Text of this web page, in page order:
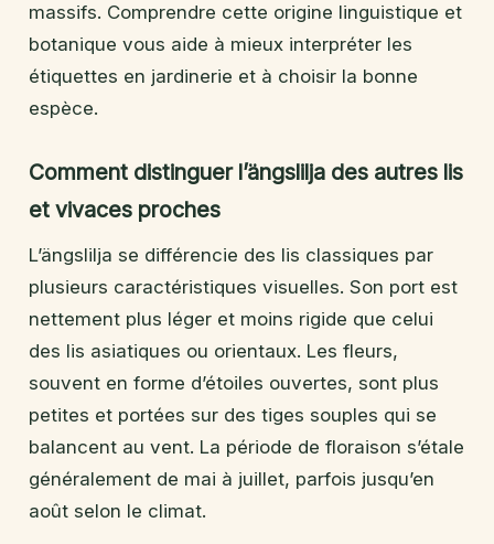
massifs. Comprendre cette origine linguistique et
botanique vous aide à mieux interpréter les
étiquettes en jardinerie et à choisir la bonne
espèce.
Comment distinguer l’ängslilja des autres lis
et vivaces proches
L’ängslilja se différencie des lis classiques par
plusieurs caractéristiques visuelles. Son port est
nettement plus léger et moins rigide que celui
des lis asiatiques ou orientaux. Les fleurs,
souvent en forme d’étoiles ouvertes, sont plus
petites et portées sur des tiges souples qui se
balancent au vent. La période de floraison s’étale
généralement de mai à juillet, parfois jusqu’en
août selon le climat.